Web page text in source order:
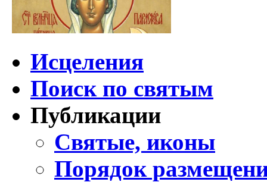
Исцеления
Поиск по святым
Публикации
Святые, иконы
Порядок